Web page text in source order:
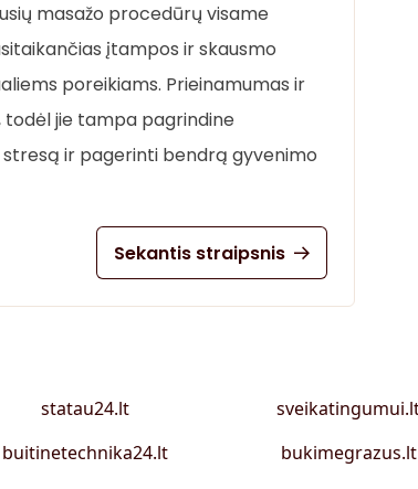
masažo procedūrų visame
įtampos ir skausmo
poreikiams. Prieinamumas ir
jie tampa pagrindine
ir pagerinti bendrą gyvenimo
Sekantis straipsnis
statau24.lt
buitinetechnika24.lt bukimegrazus.lt